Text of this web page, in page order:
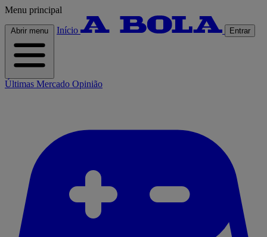
Menu principal
Abrir menu Início Entrar
Últimas Mercado Opinião